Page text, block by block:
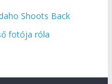
Shoots Back
fotója róla